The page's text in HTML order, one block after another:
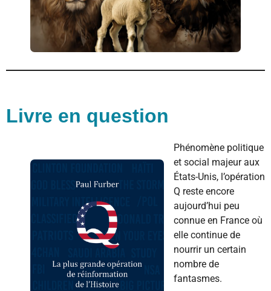
Livre en question
Phénomène politique
et social majeur aux
États-Unis, l’opération
Q reste encore
aujourd’hui peu
connue en France où
elle continue de
nourrir un certain
nombre de
fantasmes.